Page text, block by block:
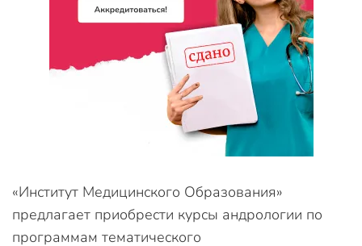
«Институт Медицинского Образования»
предлагает приобрести курсы андрологии по
программам тематического